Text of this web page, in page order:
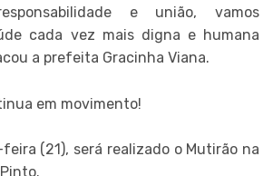
e união, vamos
cada vez mais digna e humana
a prefeita Gracinha Viana.
em movimento!
(21), será realizado o Mutirão na